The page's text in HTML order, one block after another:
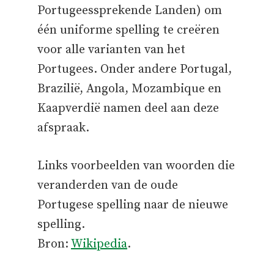
Portugeessprekende Landen) om
één uniforme spelling te creëren
voor alle varianten van het
Portugees. Onder andere Portugal,
Brazilië, Angola, Mozambique en
Kaapverdië namen deel aan deze
afspraak.
Links voorbeelden van woorden die
veranderden van de oude
Portugese spelling naar de nieuwe
spelling.
Bron:Wikipedia.